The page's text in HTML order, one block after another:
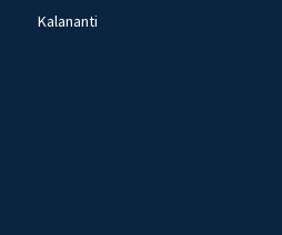
Kalananti